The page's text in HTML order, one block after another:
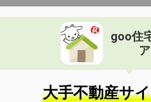
goo住
大手不動産サ